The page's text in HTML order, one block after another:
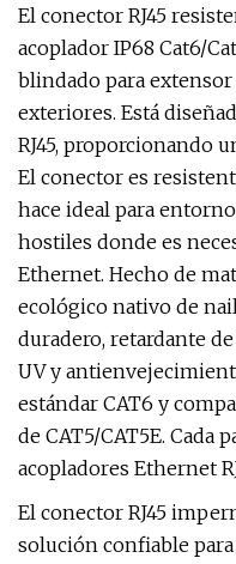
El conector RJ45
acoplador IP68 Cat6/
blindado para
exteriores. Está
RJ45, proporcionando
El conector es
hace ideal para
hostiles donde es
Ethernet. Hecho de
ecológico nativo de
duradero, retardante
UV y
estándar CAT6 y
de CAT5/CAT5E. Cada
acopladores Ethernet
El conector RJ45
solución confiable